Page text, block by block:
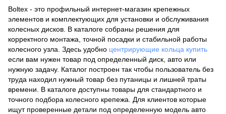
Boltex - это профильный интернет-магазин крепежных
элементов и комплектующих для установки и обслуживания
колесных дисков. В каталоге собраны решения для
корректного монтажа, точной посадки и стабильной работы
колесного узла. Здесь удобно центрирующие кольца купить
если вам нужен товар под определенный диск, авто или
нужную задачу. Каталог построен так чтобы пользователь без
труда находил нужный товар без путаницы и лишней траты
времени. В каталоге доступны товары для стандартного и
точного подбора колесного крепежа. Для клиентов которые
ищут проверенные детали под определенную модель авто